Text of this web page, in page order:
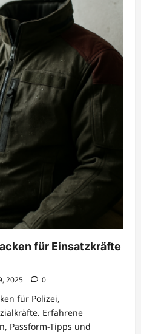
für Einsatzkräfte
2025 0
für Polizei,
Erfahrene
Passform-Tipps und